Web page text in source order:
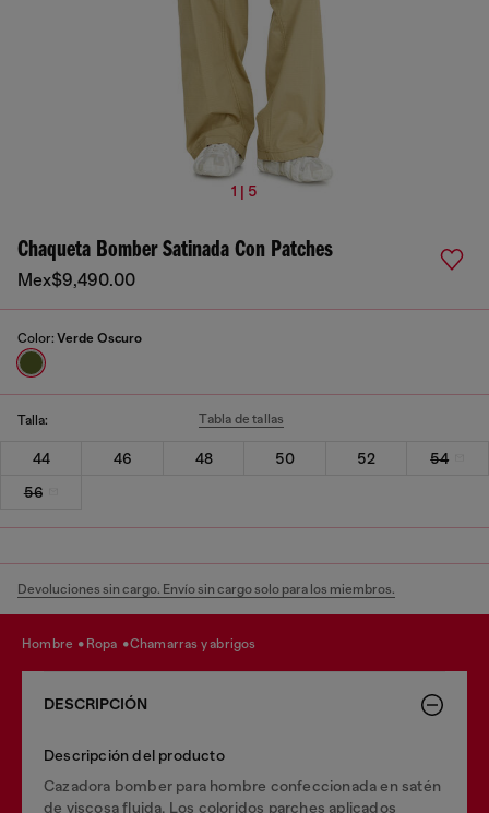
1 | 5
Chaqueta Bomber Satinada Con Patches
Mex$9,490.00
Color: Verde Oscuro
Talla: Tabla de tallas
44 46 48 50 52
54
56
Devoluciones sin cargo. Envío sin cargo solo para los miembros.
hombre ropa chamarras y abrigos
DESCRIPCIÓN
Descripción del producto
Cazadora bomber para hombre confeccionada en satén
de viscosa fluida. Los coloridos parches aplicados